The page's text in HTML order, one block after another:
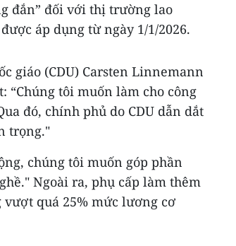
đắn” đối với thị trường lao
áp dụng từ ngày 1/1/2026.
giáo (CDU) Carsten Linnemann
“Chúng tôi muốn làm cho công
đó, chính phủ do CDU dẫn dắt
trọng."
chúng tôi muốn góp phần
Ngoài ra, phụ cấp làm thêm
quá 25% mức lương cơ